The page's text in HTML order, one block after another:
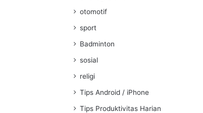
otomotif
sport
Badminton
sosial
religi
Tips Android / iPhone
Tips Produktivitas Harian